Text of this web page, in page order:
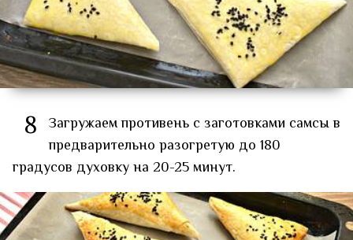
8 Загружаем противень с заготовками самсы в
предварительно разогретую до 180
градусов духовку на 20-25 минут.